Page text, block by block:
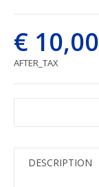
€ 10,00
AFTER_TAX
DESCRIPTION